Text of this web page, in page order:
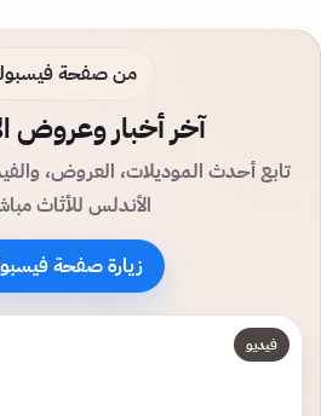
من صفحة
آخر أخبار وعروض
تابع أحدث الموديلات، العروض،
الأندلس للأثاث
زيارة صفحة
فيديو